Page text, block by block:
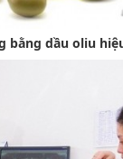
bằng dầu oliu